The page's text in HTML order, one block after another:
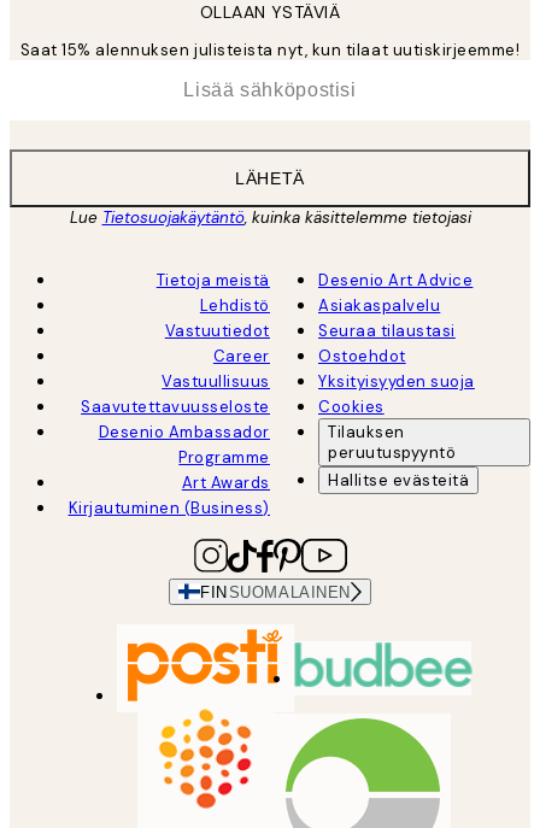
OLLAAN YSTÄVIÄ
Saat 15% alennuksen julisteista nyt, kun tilaat uutiskirjeemme!
LÄHETÄ
Lue Tietosuojakäytäntö, kuinka käsittelemme tietojasi
Tietoja meistä
Lehdistö
Vastuutiedot
Career
Vastuullisuus
Saavutettavuusseloste
Desenio Ambassador
Programme
Art Awards
Kirjautuminen (Business)
Desenio Art Advice
Asiakaspalvelu
Seuraa tilaustasi
Ostoehdot
Yksityisyyden suoja
Cookies
Tilauksen
peruutuspyyntö
Hallitse evästeitä
FIN SUOMALAINEN